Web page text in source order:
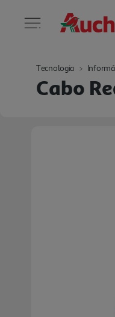
Tecnologia
Cabo